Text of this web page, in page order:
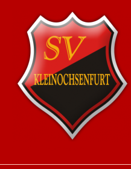
Inhalt
springen